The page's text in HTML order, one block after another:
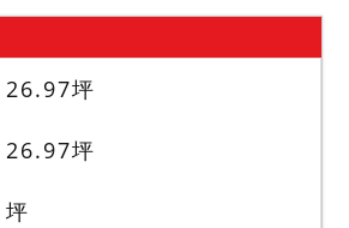
26.97坪
26.97坪
坪